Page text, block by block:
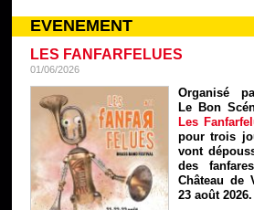
EVENEMENT
LES FANFARFELUES
01/06/2026
Organisé
Le Bon
Les
pour trois
vont
des
Château de
23 août 2026.